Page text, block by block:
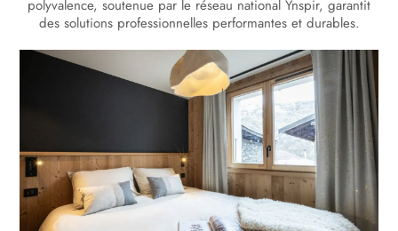
polyvalence, soutenue par le réseau national Ynspir, garantit
des solutions professionnelles performantes et durables.